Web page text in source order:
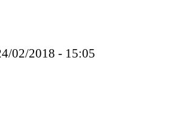
02/2018 - 15:05